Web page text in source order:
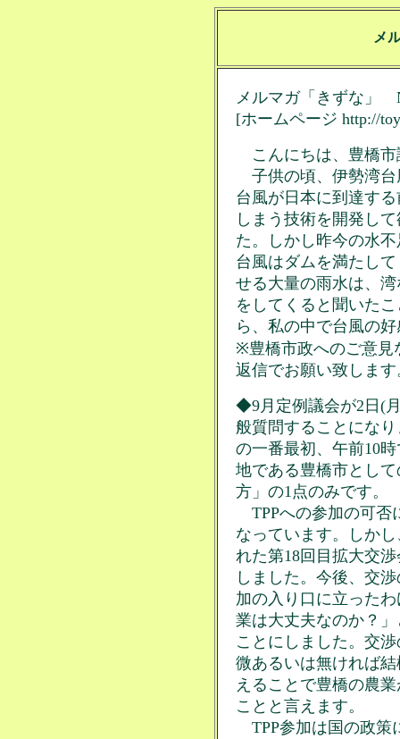
メ
メルマガ「きずな」
[ホームページ http://
こんにちは、豊橋市
子供の頃、伊勢湾台
台風が日本に到達す
しまう技術を開発し
た。しかし昨今の水
台風はダムを満たし
せる大量の雨水は、
をしてくると聞いた
ら、私の中で台風の
※豊橋市政へのご意見
返信でお願い致します
◆9月定例議会が2日(
般質問することにな
の一番最初、午前10
地である豊橋市とし
方」の1点のみです。
TPPへの参加の可否
なっています。しか
れた第18回目拡大交
しました。今後、交
加の入り口に立った
業は大丈夫なのか？
ことにしました。交
微あるいは無ければ
えることで豊橋の農
ことと言えます。
TPP参加は国の政策